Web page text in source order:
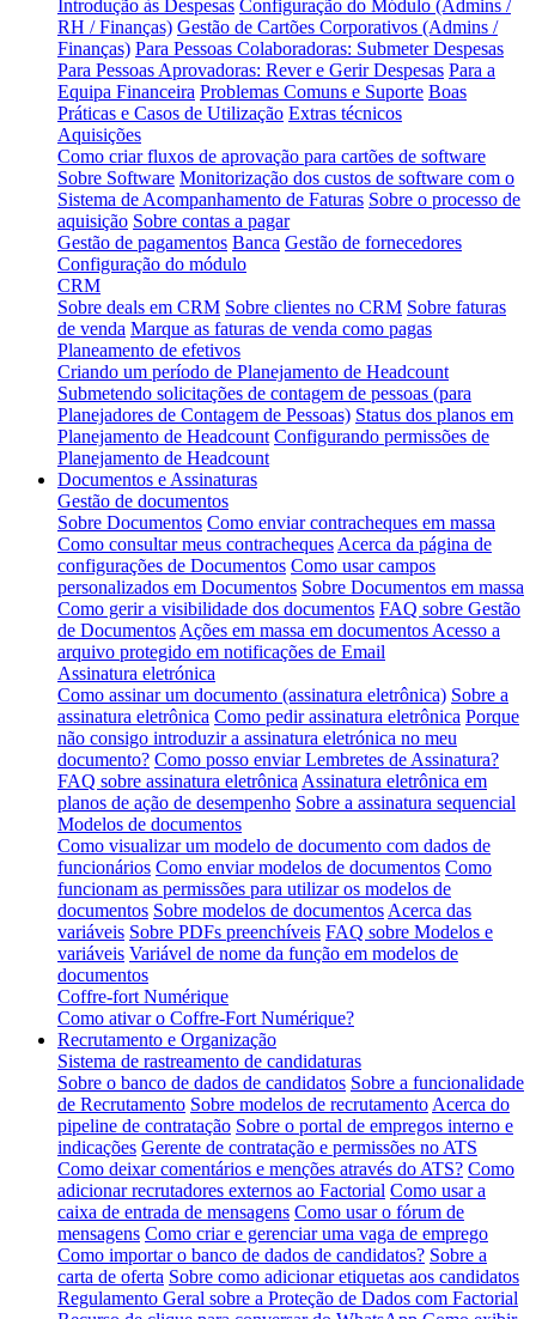
Introdução às Despesas Configuração do Módulo (Admins /
RH / Finanças) Gestão de Cartões Corporativos (Admins /
Finanças) Para Pessoas Colaboradoras: Submeter Despesas
Para Pessoas Aprovadoras: Rever e Gerir Despesas Para a
Equipa Financeira Problemas Comuns e Suporte Boas
Práticas e Casos de Utilização Extras técnicos
Aquisições
Como criar fluxos de aprovação para cartões de software
Sobre Software Monitorização dos custos de software com o
Sistema de Acompanhamento de Faturas Sobre o processo de
aquisição Sobre contas a pagar
Gestão de pagamentos Banca Gestão de fornecedores
Configuração do módulo
CRM
Sobre deals em CRM Sobre clientes no CRM Sobre faturas
de venda Marque as faturas de venda como pagas
Planeamento de efetivos
Criando um período de Planejamento de Headcount
Submetendo solicitações de contagem de pessoas (para
Planejadores de Contagem de Pessoas) Status dos planos em
Planejamento de Headcount Configurando permissões de
Planejamento de Headcount
Documentos e Assinaturas
Gestão de documentos
Sobre Documentos Como enviar contracheques em massa
Como consultar meus contracheques Acerca da página de
configurações de Documentos Como usar campos
personalizados em Documentos Sobre Documentos em massa
Como gerir a visibilidade dos documentos FAQ sobre Gestão
de Documentos Ações em massa em documentos Acesso a
arquivo protegido em notificações de Email
Assinatura eletrónica
Como assinar um documento (assinatura eletrônica) Sobre a
assinatura eletrônica Como pedir assinatura eletrônica Porque
não consigo introduzir a assinatura eletrónica no meu
documento? Como posso enviar Lembretes de Assinatura?
FAQ sobre assinatura eletrônica Assinatura eletrônica em
planos de ação de desempenho Sobre a assinatura sequencial
Modelos de documentos
Como visualizar um modelo de documento com dados de
funcionários Como enviar modelos de documentos Como
funcionam as permissões para utilizar os modelos de
documentos Sobre modelos de documentos Acerca das
variáveis Sobre PDFs preenchíveis FAQ sobre Modelos e
variáveis Variável de nome da função em modelos de
documentos
Coffre-fort Numérique
Como ativar o Coffre-Fort Numérique?
Recrutamento e Organização
Sistema de rastreamento de candidaturas
Sobre o banco de dados de candidatos Sobre a funcionalidade
de Recrutamento Sobre modelos de recrutamento Acerca do
pipeline de contratação Sobre o portal de empregos interno e
indicações Gerente de contratação e permissões no ATS
Como deixar comentários e menções através do ATS? Como
adicionar recrutadores externos ao Factorial Como usar a
caixa de entrada de mensagens Como usar o fórum de
mensagens Como criar e gerenciar uma vaga de emprego
Como importar o banco de dados de candidatos? Sobre a
carta de oferta Sobre como adicionar etiquetas aos candidatos
Regulamento Geral sobre a Proteção de Dados com Factorial